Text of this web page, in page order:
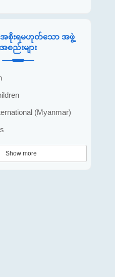
စိုးရမဟုတ်သော အဖွဲ့
အစည်းများ
(Myanmar)
Show more